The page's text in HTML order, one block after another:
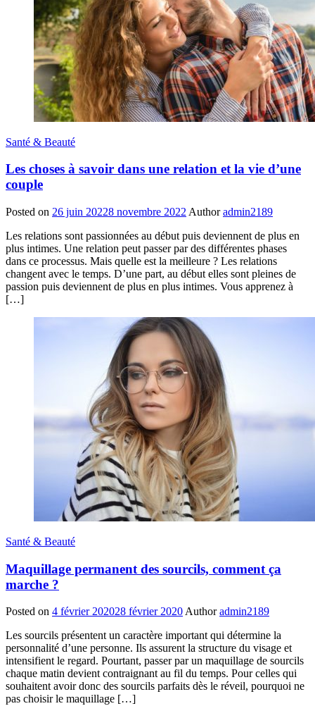
Santé & Beauté
Les choses à savoir dans une relation et la vie d’une
couple
Posted on 26 juin 20228 novembre 2022 Author admin2189
Les relations sont passionnées au début puis deviennent de plus en
plus intimes. Une relation peut passer par des différentes phases
dans ce processus. Mais quelle est la meilleure ? Les relations
changent avec le temps. D’une part, au début elles sont pleines de
passion puis deviennent de plus en plus intimes. Vous apprenez à
[…]
Santé & Beauté
Maquillage permanent des sourcils, comment ça
marche ?
Posted on 4 février 202028 février 2020 Author admin2189
Les sourcils présentent un caractère important qui détermine la
personnalité d’une personne. Ils assurent la structure du visage et
intensifient le regard. Pourtant, passer par un maquillage de sourcils
chaque matin devient contraignant au fil du temps. Pour celles qui
souhaitent avoir donc des sourcils parfaits dès le réveil, pourquoi ne
pas choisir le maquillage […]